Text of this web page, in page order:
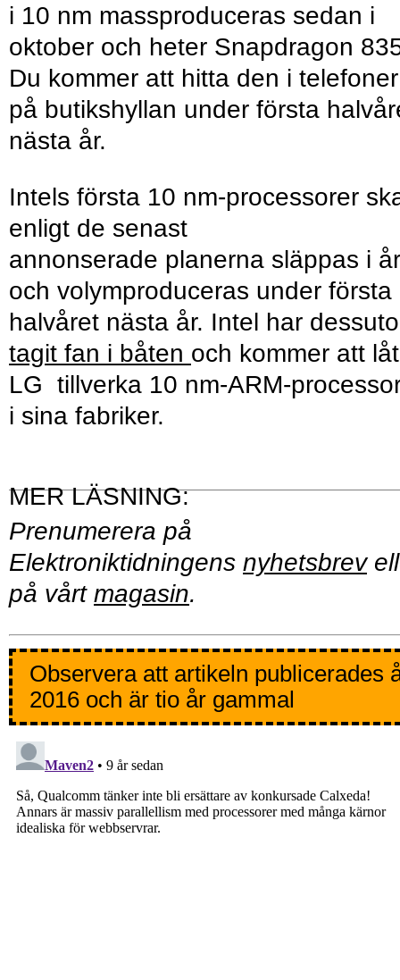
i 10 nm massproduceras sedan i
oktober och heter Snapdragon
Du kommer att hitta den i telefoner
på butikshyllan under första
nästa år.
Intels första 10 nm-processorer
enligt de senast
annonserade planerna släppas i år
och volymproduceras under första
halvåret nästa år. Intel har
tagit fan i båten och kommer att
LG tillverka 10 nm-ARM-
i sina fabriker.
Prenumerera på
Elektroniktidningens nyhetsbrev
på vårt magasin.
Observera att artikeln publicerades
2016 och är tio år gammal